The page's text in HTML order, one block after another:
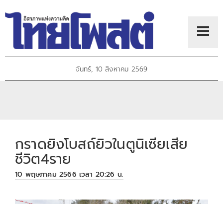
จันทร์, 10 สิงหาคม 2569
กราดยิงโบสถ์ยิวในตูนิเซียเสีย
ชีวิต4ราย
10 พฤษภาคม 2566 เวลา 20:26 น.